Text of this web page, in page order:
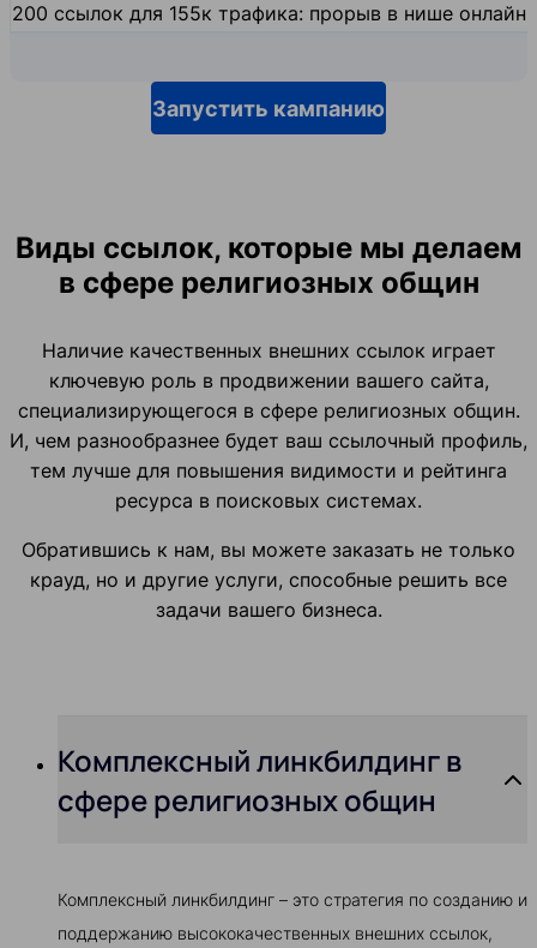
200 ссылок для 155к трафика: прорыв в нише
Запустить кампанию
Виды ссылок, которые мы делаем
в сфере религиозных общин
Наличие качественных внешних ссылок играет
ключевую роль в продвижении вашего сайта,
специализирующегося в сфере религиозных общин.
И, чем разнообразнее будет ваш ссылочный профиль,
тем лучше для повышения видимости и рейтинга
ресурса в поисковых системах.
Обратившись к нам, вы можете заказать не только
крауд, но и другие услуги, способные решить все
задачи вашего бизнеса.
Комплексный линкбилдинг в
сфере религиозных общин
Комплексный линкбилдинг – это стратегия по созданию и
поддержанию высококачественных внешних ссылок,